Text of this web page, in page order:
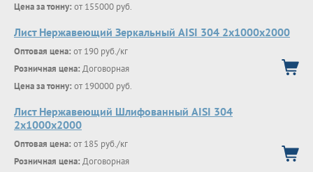
Цена за тонну: от 155000 руб.
Лист Нержавеющий Зеркальный AISI 304 2х1000х2000
Оптовая цена: от 190 руб./кг
Розничная цена: Договорная
Цена за тонну: от 190000 руб.
Лист Нержавеющий Шлифованный AISI 304
2х1000х2000
Оптовая цена: от 185 руб./кг
Розничная цена: Договорная